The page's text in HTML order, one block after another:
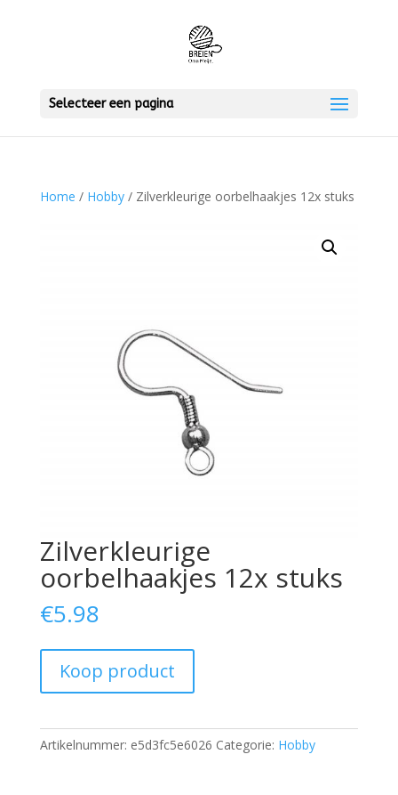
Selecteer een pagina
Home / Hobby/ Zilverkleurige oorbelhaakjes 12x stuks
Zilverkleurige
oorbelhaakjes 12x stuks
€5.98
Koop product
Artikelnummer: e5d3fc5e6026 Categorie: Hobby